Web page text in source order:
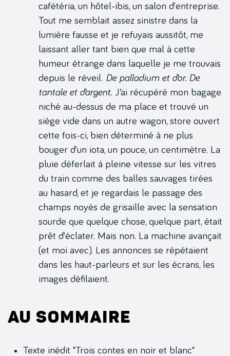
cafétéria, un hôtel-ibis, un salon d’entreprise.
Tout me semblait assez sinistre dans la
lumière fausse et je refuyais aussitôt, me
laissant aller tant bien que mal à cette
humeur étrange dans laquelle je me trouvais
depuis le réveil. De palladium et d’or. De
tantale et d’argent. J’ai récupéré mon bagage
niché au-dessus de ma place et trouvé un
siège vide dans un autre wagon, store ouvert
cette fois-ci, bien déterminé à ne plus
bouger d’un iota, un pouce, un centimètre. La
pluie déferlait à pleine vitesse sur les vitres
du train comme des balles sauvages tirées
au hasard, et je regardais le passage des
champs noyés de grisaille avec la sensation
sourde que quelque chose, quelque part, était
prêt d’éclater. Mais non. La machine avançait
(et moi avec). Les annonces se répétaient
dans les haut-parleurs et sur les écrans, les
images défilaient.
Au sommaire
Texte inédit "Trois contes en noir et blanc"